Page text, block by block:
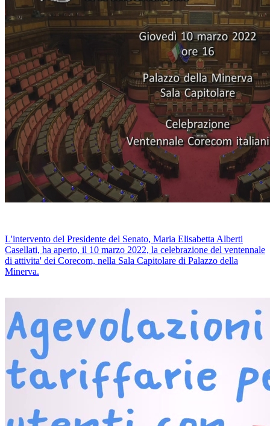
L'intervento del Presidente del Senato, Maria Elisabetta Alberti
Casellati, ha aperto, il 10 marzo 2022, la celebrazione del ventennale
di attivita' dei Corecom, nella Sala Capitolare di Palazzo della
Minerva.